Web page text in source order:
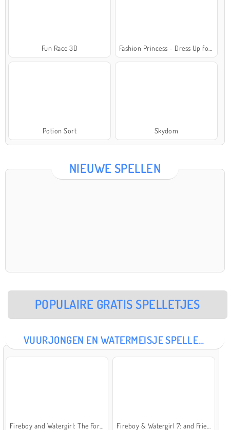
Fun Race 3D
Potion Sort Skydom
NIEUWE SPELLEN
POPULAIRE GRATIS SPELLETJES
VUURJONGEN EN WATERMEISJE SPELLETJES